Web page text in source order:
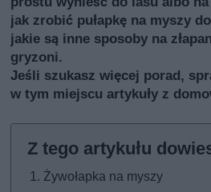
jak zrobić pułapkę na myszy
jakie są inne sposoby na
gryzoni.
Jeśli szukasz więcej porad,
w tym miejscu artykuły z
Żywołapka na myszy